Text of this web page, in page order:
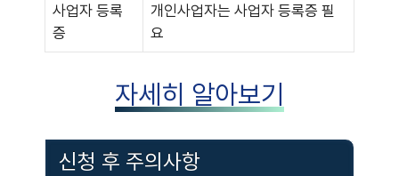
사업자 등록
증
개인사업자는 사업자 등록증 필
요
자세히 알아보기
신청 후 주의사항